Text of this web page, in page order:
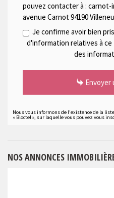
pouvez contacter à : carnot-
avenue Carnot 94190
Je confirme avoir bien
d'information relatives à
des
Envoyer
Nous vous informons de l'existence de la
« Bloctel », sur laquelle vous pouvez vous
NOS ANNONCES